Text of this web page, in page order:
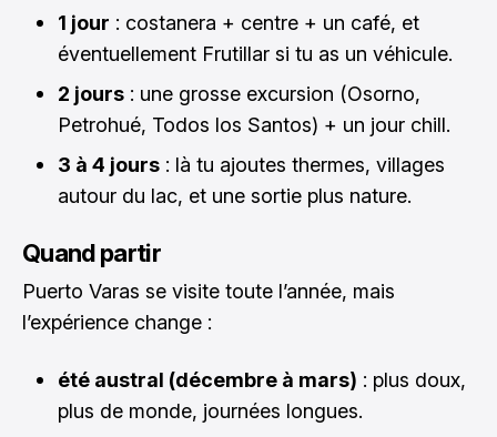
1 jour : costanera + centre + un café, et
éventuellement Frutillar si tu as un véhicule.
2 jours : une grosse excursion (Osorno,
Petrohué, Todos los Santos) + un jour chill.
3 à 4 jours : là tu ajoutes thermes, villages
autour du lac, et une sortie plus nature.
Quand partir
Puerto Varas se visite toute l’année, mais
l’expérience change :
été austral (décembre à mars) : plus doux,
plus de monde, journées longues.